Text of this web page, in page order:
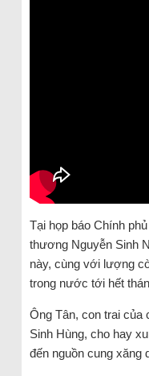
Tại họp báo Chính
thương Nguyễn Sinh
này, cùng với lượng
trong nước tới hết
Ông Tân, con trai của
Sinh Hùng, cho hay
đến nguồn cung xăng